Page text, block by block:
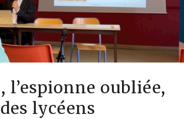
oubliée,
lycéens